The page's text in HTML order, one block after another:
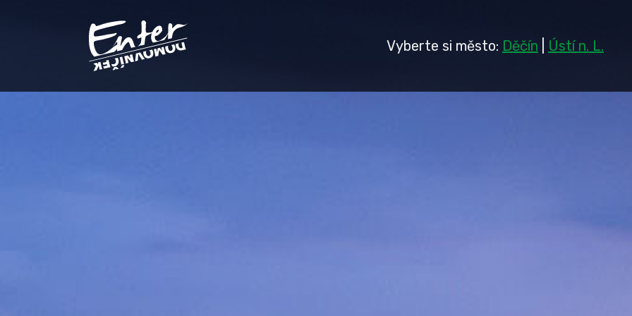
Vyberte si město: Děčín Ústí n. L.